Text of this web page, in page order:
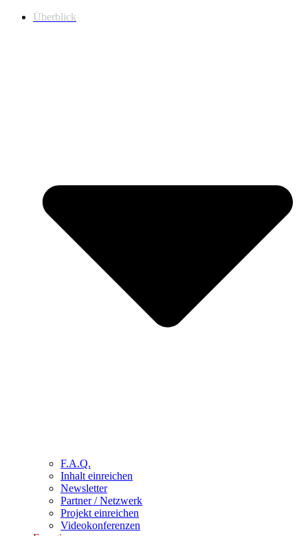
Überblick
F.A.Q.
Inhalt einreichen
Newsletter
Partner / Netzwerk
Projekt einreichen
Videokonferenzen